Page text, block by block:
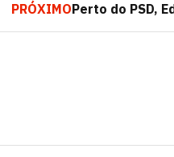
PRÓXIMOPerto do PSD,